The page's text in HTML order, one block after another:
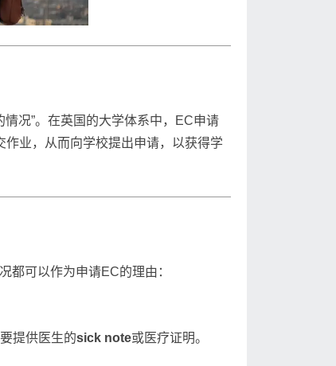
况”。在英国的大学体系中，EC申请
业，从而向学校提出申请，以获得学
都可以作为申请EC的理由：
提供医生的sick note或医疗证明。